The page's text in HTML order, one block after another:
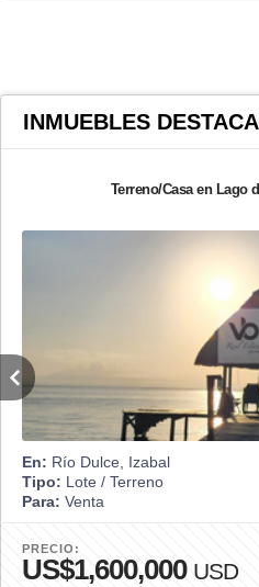
INMUEBLES
Terreno/Casa en Lago
En: Río Dulce, Izabal
Tipo: Lote / Terreno
Para: Venta
PRECIO:
US$1,600,000 USD